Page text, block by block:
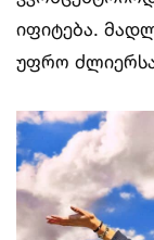
იფიტება.
უფრო